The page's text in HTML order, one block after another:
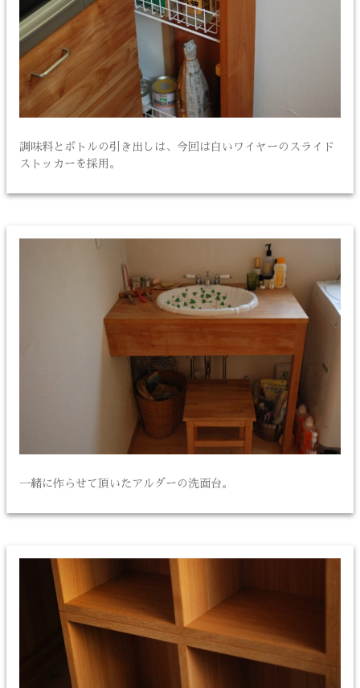
調味料とボトルの引き出しは、今回は白いワイヤーのスライド
ストッカーを採用。
一緒に作らせて頂いたアルダーの洗面台。